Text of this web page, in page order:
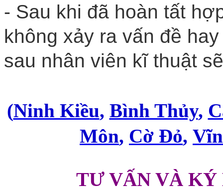
- Sau khi đã hoàn tất
không xảy ra vấn đề
sau nhân viên kĩ thuật
(Ninh Kiều, Bình Thủy,
Môn, Cờ Đỏ,
TƯ VẤN VÀ KÝ